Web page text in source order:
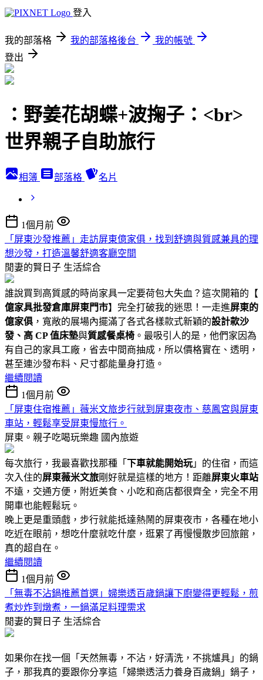
登入
我的部落格 我的部落格後台
我的帳號
登出
：野姜花胡蝶+波掬子：<br>
世界親子自助旅行
相簿 部落格 名片
1個月前
「屏東沙發推薦」走訪屏東億家俱，找到舒適與質感兼具的理
想沙發，打造溫馨舒適客廳空間
閒妻的賢日子 生活綜合
誰說買到高質感的時尚家具一定要荷包大失血？這次開箱的【
億家具批發倉庫屏東門市】完全打破我的迷思！一走進屏東的
億家俱 ，寬敞的展場內擺滿了各式各樣款式新穎的設計款沙
發、高 CP 值床墊與質感餐桌椅 。最吸引人的是，他們家因為
有自己的家具工廠，省去中間商抽成，所以價格實在、透明，
甚至連沙發布料、尺寸都能量身打造。
繼續閱讀
1個月前
「屏東住宿推薦」薇米文旅步行就到屏東夜市、慈鳳宮與屏東
車站，輕鬆享受屏東慢旅行。
屏東。親子吃喝玩樂趣 國內旅遊
每次旅行，我最喜歡找那種「 下車就能開始玩」的住宿，而這
次入住的屏東薇米文旅剛好就是這樣的地方！距離屏東火車站
不遠，交通方便，附近美食、小吃和商店都很齊全，完全不用
開車也能輕鬆玩。
晚上更是重頭戲，步行就能抵達熱鬧的屏東夜市，各種在地小
吃近在眼前，想吃什麼就吃什麼，逛累了再慢慢散步回旅館，
真的超自在。
繼續閱讀
1個月前
「無毒不沾鍋推薦首選」婦樂透百歲鍋讓下廚變得更輕鬆，煎
煮炒炸到燉煮，一鍋滿足料理需求
閒妻的賢日子 生活綜合
如果你在找一個「天然無毒，不沾，好清洗，不挑爐具」的鍋
子，那我真的要跟你分享這「婦樂透活力養身百歲鍋」鍋子，